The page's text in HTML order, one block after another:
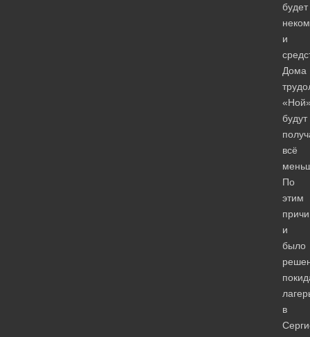
будет
и
Дома
будут
всё
По
этим
и
было
в